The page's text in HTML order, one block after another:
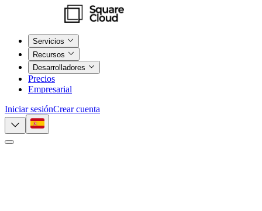
Servicios
Recursos
Desarrolladores
Precios
Empresarial
Iniciar sesiónCrear cuenta